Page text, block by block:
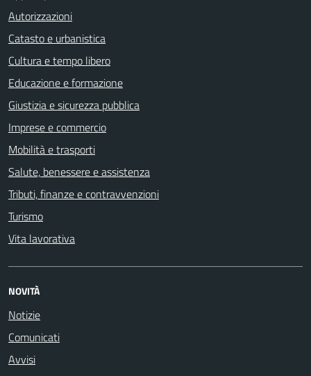
Autorizzazioni
Catasto e urbanistica
Cultura e tempo libero
Educazione e formazione
Giustizia e sicurezza pubblica
Imprese e commercio
Mobilità e trasporti
Salute, benessere e assistenza
Tributi, finanze e contravvenzioni
Turismo
Vita lavorativa
NOVITÀ
Notizie
Comunicati
Avvisi